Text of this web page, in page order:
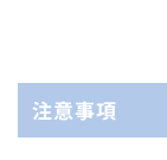
注意事項